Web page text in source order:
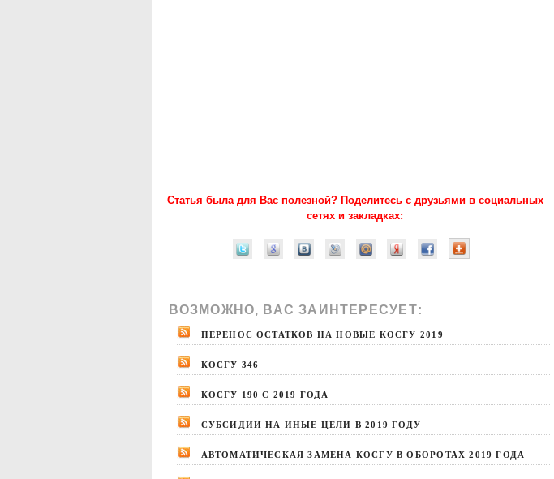
Статья была для Вас полезной? Поделитесь с друзьями в социальных
сетях и закладках:
ВОЗМОЖНО, ВАС ЗАИНТЕРЕСУЕТ:
ПЕРЕНОС ОСТАТКОВ НА НОВЫЕ КОСГУ 2019
КОСГУ 346
КОСГУ 190 С 2019 ГОДА
СУБСИДИИ НА ИНЫЕ ЦЕЛИ В 2019 ГОДУ
АВТОМАТИЧЕСКАЯ ЗАМЕНА КОСГУ В ОБОРОТАХ 2019 ГОДА